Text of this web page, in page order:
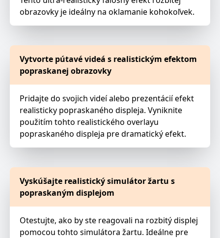
obrazovky je ideálny na oklamanie kohokoľvek.
Vytvorte pútavé videá s realistickým efektom
popraskanej obrazovky
Pridajte do svojich videí alebo prezentácií efekt
realisticky popraskaného displeja. Vyniknite
použitím tohto realistického overlayu
popraskaného displeja pre dramatický efekt.
Vyskúšajte realistický simulátor žartu s
popraskaným displejom
Otestujte, ako by ste reagovali na rozbitý displej
pomocou tohto simulátora žartu. Ideálne pre